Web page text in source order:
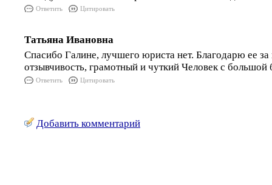
Ответить Цитировать
Татьяна Ивановна
Спасибо Галине, лучшего юриста нет. Благодарю ее
отзывчивость, грамотный и чуткий Человек с большой
Ответить Цитировать
Добавить комментарий